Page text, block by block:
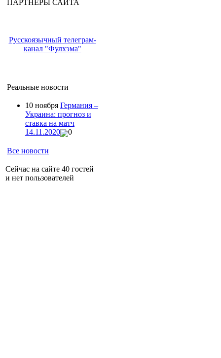
ПАРТНЕРЫ САЙТА
Русскоязычный телеграм-
канал "Фулхэма"
Реальные новости
10 ноября Германия –
Украина: прогноз и
ставка на матч
14.11.2020
0
Все новости
Сейчас на сайте 40 гостей
и нет пользователей